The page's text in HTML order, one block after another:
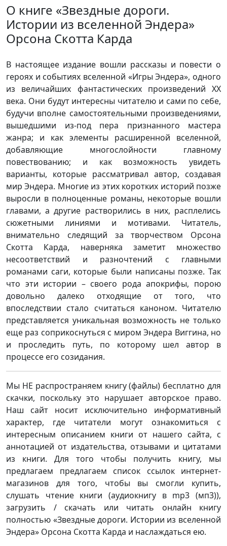
О книге «Звездные дороги.
Истории из вселенной Эндера»
Орсона Скотта Карда
В настоящее издание вошли рассказы и повести о
героях и событиях вселенной «Игры Эндера», одного
из величайших фантастических произведений XX
века. Они будут интересны читателю и сами по себе,
будучи вполне самостоятельными произведениями,
вышедшими из-под пера признанного мастера
жанра; и как элементы расширенной вселенной,
добавляющие многослойности главному
повествованию; и как возможность увидеть
варианты, которые рассматривал автор, создавая
мир Эндера. Многие из этих коротких историй позже
выросли в полноценные романы, некоторые вошли
главами, а другие растворились в них, расплелись
сюжетными линиями и мотивами. Читатель,
внимательно следящий за творчеством Орсона
Скотта Карда, наверняка заметит множество
несоответствий и разночтений с главными
романами саги, которые были написаны позже. Так
что эти истории – своего рода апокрифы, порою
довольно далеко отходящие от того, что
впоследствии стало считаться каноном. Читателю
представляется уникальная возможность не только
еще раз соприкоснуться с миром Эндера Виггина, но
и проследить путь, по которому шел автор в
процессе его созидания.
Мы НЕ распространяем книгу (файлы) бесплатно для
скачки, поскольку это нарушает авторское право.
Наш сайт носит исключительно информативный
характер, где читатели могут ознакомиться с
интересным описанием книги от нашего сайта, с
аннотацией от издательства, отзывами и цитатами
из книги. Для того чтобы получить книгу, мы
предлагаем предлагаем список ссылок интернет-
магазинов для того, чтобы вы смогли купить,
слушать чтение книги (аудиокнигу в mp3 (мп3)),
загрузить / скачать или читать онлайн книгу
полностью «Звездные дороги. Истории из вселенной
Эндера» Орсона Скотта Карда и наслаждаться ею.